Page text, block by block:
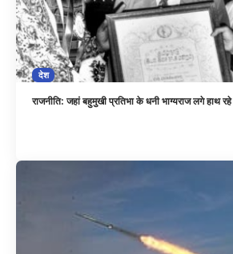
देश
राजनीति: जहां बहुमुखी प्रतिभा के धनी भाग्यराज लगे हाथ रहे